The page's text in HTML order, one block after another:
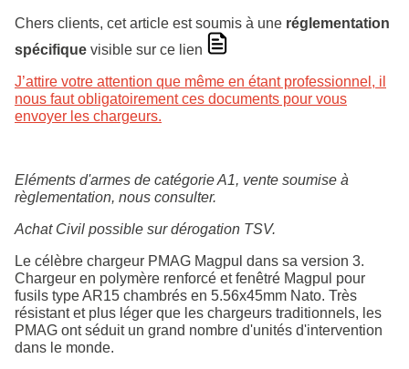
Chers clients, cet article est soumis à une réglementation
spécifique visible sur ce lien
J’attire votre attention que même en étant professionnel, il
nous faut obligatoirement ces documents pour vous
envoyer les chargeurs.
Eléments d'armes de catégorie A1, vente soumise à
règlementation, nous consulter.
Achat Civil possible sur dérogation TSV.
Le célèbre chargeur PMAG Magpul dans sa version 3.
Chargeur en polymère renforcé et fenêtré Magpul pour
fusils type AR15 chambrés en 5.56x45mm Nato. Très
résistant et plus léger que les chargeurs traditionnels, les
PMAG ont séduit un grand nombre d'unités d'intervention
dans le monde.